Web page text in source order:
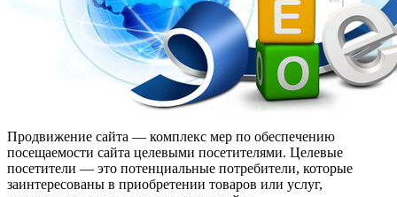
Продвижение сайта — комплекс мер по обеспечению
посещаемости сайта целевыми посетителями. Целевые
посетители — это потенциальные потребители, которые
заинтересованы в приобретении товаров или услуг,